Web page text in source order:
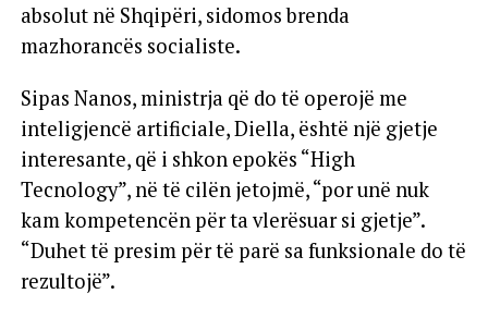
absolut në Shqipëri, sidomos brenda
mazhorancës socialiste.
Sipas Nanos, ministrja që do të operojë me
inteligjencë artificiale, Diella, është një gjetje
interesante, që i shkon epokës “High
Tecnology”, në të cilën jetojmë, “por unë nuk
kam kompetencën për ta vlerësuar si gjetje”.
“Duhet të presim për të parë sa funksionale do të
rezultojë”.